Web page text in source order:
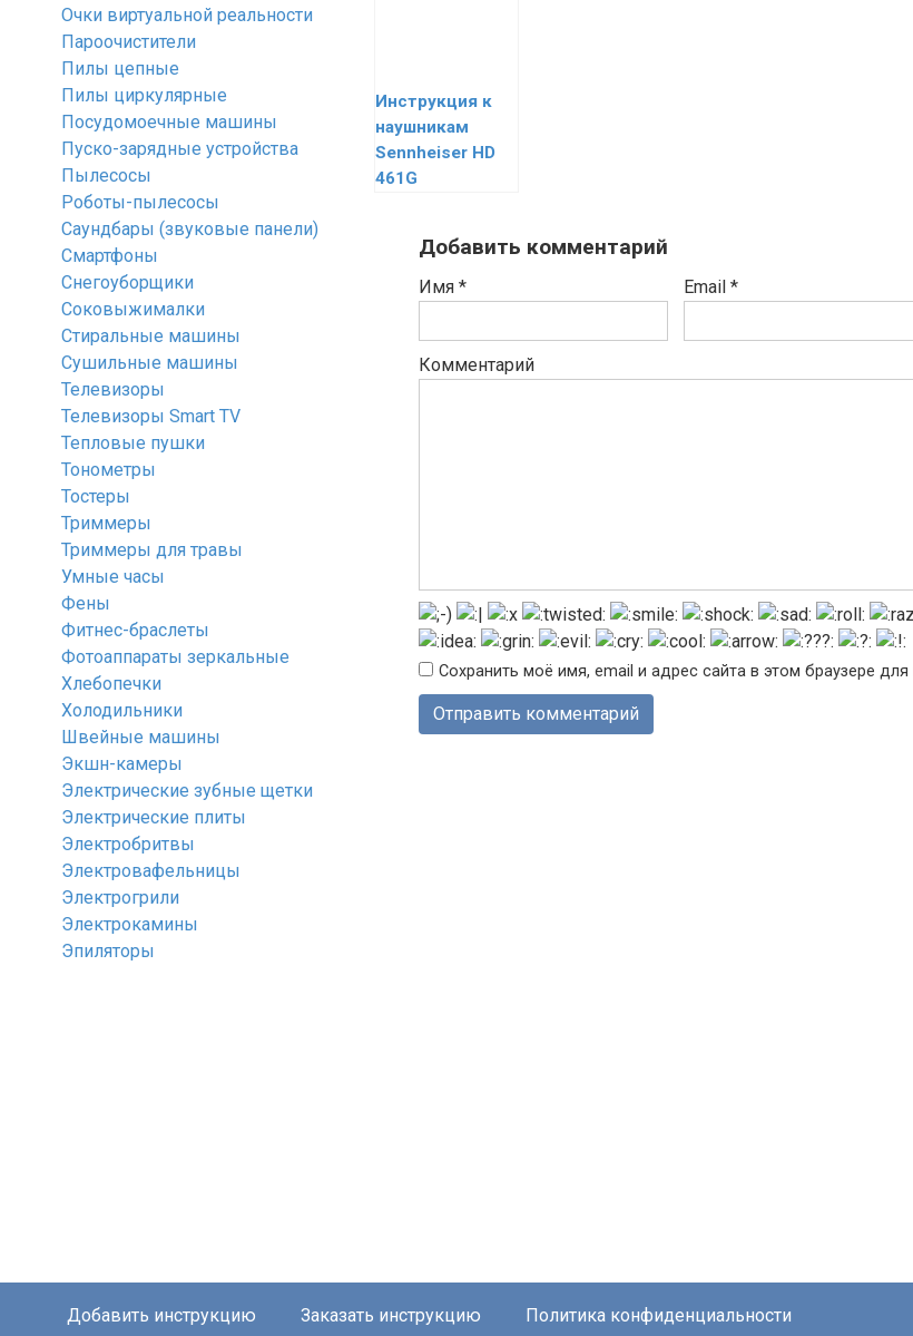
Инструкция к
наушникам
Sennheiser HD
461G
Добавить комментарий
Имя * Email *
Комментарий
Сохранить моё имя, email и адрес сайта в этом браузере
Очки виртуальной реальности
Пароочистители
Пилы цепные
Пилы циркулярные
Посудомоечные машины
Пуско-зарядные устройства
Пылесосы
Роботы-пылесосы
Саундбары (звуковые панели)
Смартфоны
Снегоуборщики
Соковыжималки
Стиральные машины
Сушильные машины
Телевизоры
Телевизоры Smart TV
Тепловые пушки
Тонометры
Тостеры
Триммеры
Триммеры для травы
Умные часы
Фены
Фитнес-браслеты
Фотоаппараты зеркальные
Хлебопечки
Холодильники
Швейные машины
Экшн-камеры
Электрические зубные щетки
Электрические плиты
Электробритвы
Электровафельницы
Электрогрили
Электрокамины
Эпиляторы
Добавить инструкцию Заказать инструкцию Политика конфиденциальности